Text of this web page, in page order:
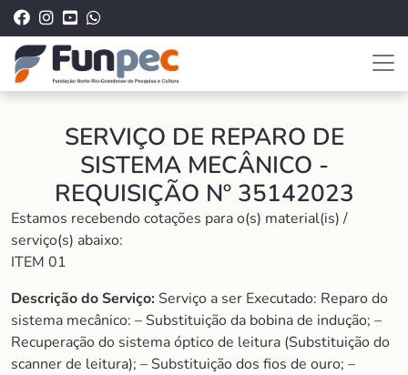
SERVIÇO DE REPARO DE
SISTEMA MECÂNICO -
REQUISIÇÃO Nº 35142023
Estamos recebendo cotações para o(s) material(is) /
serviço(s) abaixo:
ITEM 01
Descrição do Serviço: Serviço a ser Executado: Reparo do
sistema mecânico: – Substituição da bobina de indução; –
Recuperação do sistema óptico de leitura (Substituição do
scanner de leitura); – Substituição dos fios de ouro; –